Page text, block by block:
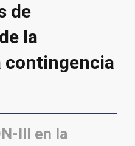
de
la
contingencia
III en la